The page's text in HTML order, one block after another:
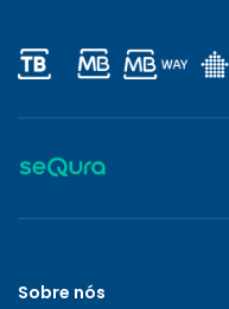
Sobre nós